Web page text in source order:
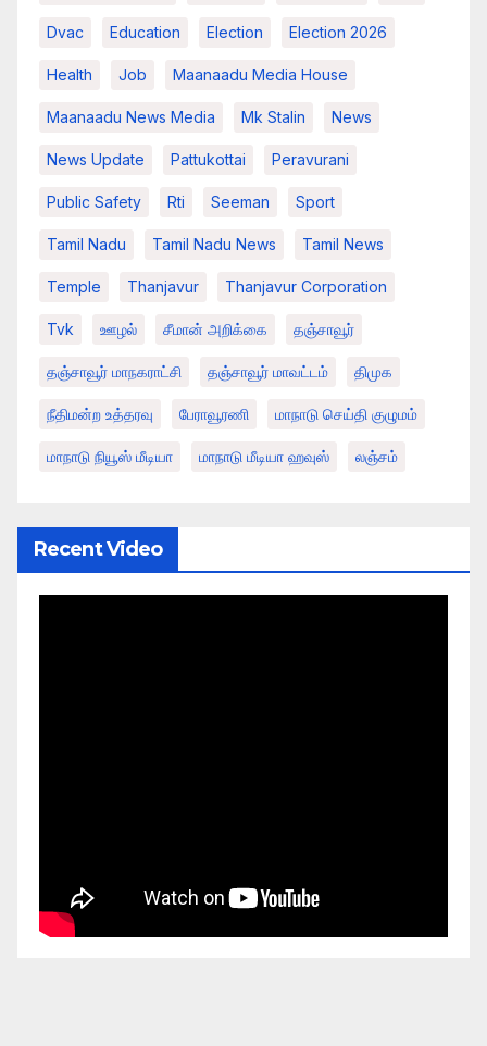
Dvac Education Election Election 2026
Health Job Maanaadu Media House
Maanaadu News Media Mk Stalin News
News Update Pattukottai Peravurani
Public Safety Rti Seeman Sport
Tamil Nadu Tamil Nadu News Tamil News
Temple Thanjavur Thanjavur Corporation
Tvk ஊழல் சீமான் அறிக்கை தஞ்சாவூர்
தஞ்சாவூர் மாநகராட்சி தஞ்சாவூர் மாவட்டம் திமுக
நீதிமன்ற உத்தரவு பேராவூரணி மாநாடு செய்தி குழுமம்
மாநாடு நியூஸ் மீடியா மாநாடு மீடியா ஹவுஸ் லஞ்சம்
Recent Video